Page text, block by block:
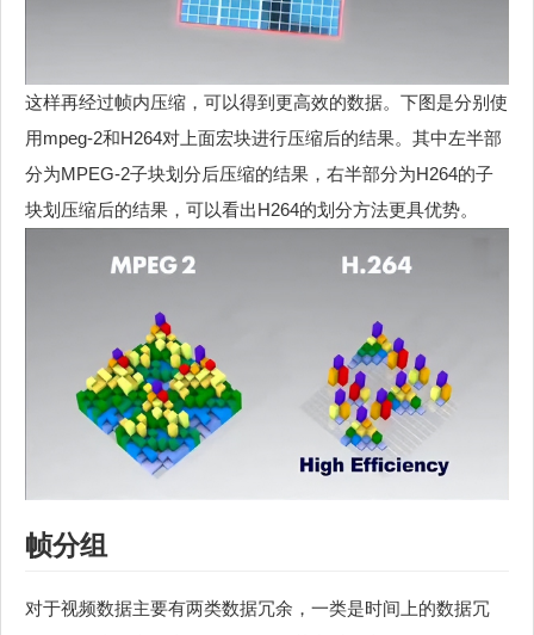
这样再经过帧内压缩，可以得到更高效的数据。下图是分别使
用mpeg-2和H264对上面宏块进行压缩后的结果。其中左半部
分为MPEG-2子块划分后压缩的结果，右半部分为H264的子
块划压缩后的结果，可以看出H264的划分方法更具优势。
帧分组
对于视频数据主要有两类数据冗余，一类是时间上的数据冗